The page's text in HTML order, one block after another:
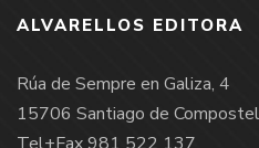
ALVARELLOS EDITORA
Rúa de Sempre en Galiza, 4
15706 Santiago de
Tel+Fax 981 522 137